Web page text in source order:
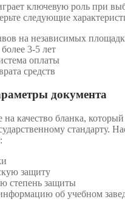
ключевую роль при
следующие
на независимых
3-5 лет
оплаты
средств
документа
качество бланка,
стандарту.
защиту
степень защиты
об учебном